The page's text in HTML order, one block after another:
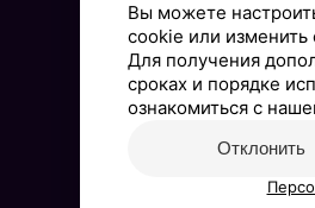
Вы можете
cookie или изменить
Для получения
сроках и порядке
ознакомиться с
Отклонить